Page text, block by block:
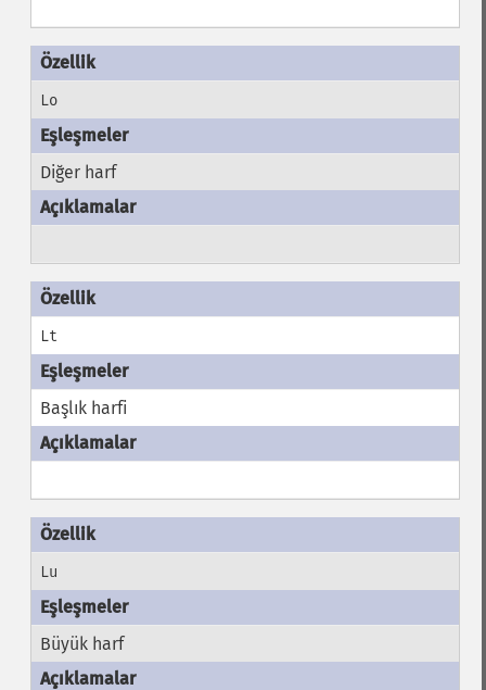
Lo
Diğer harf
Lt
Başlık harfi
Lu
Büyük harf